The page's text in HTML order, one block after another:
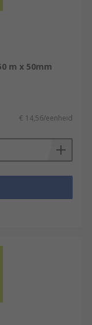
m x 50mm
€ 14,56/eenheid